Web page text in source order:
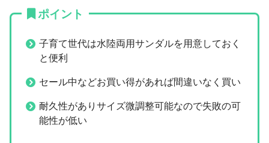
ポイント
子育て世代は水陸両用サンダルを用意しておく
と便利
セール中などお買い得があれば間違いなく買い
耐久性がありサイズ微調整可能なので失敗の可
能性が低い